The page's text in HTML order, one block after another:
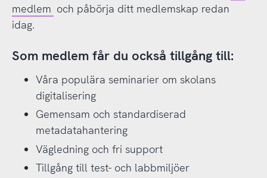
medlem och påbörja ditt medlemskap redan
idag.
Som medlem får du också tillgång till:
Våra populära seminarier om skolans
digitalisering
Gemensam och standardiserad
metadatahantering
Vägledning och fri support
Tillgång till test- och labbmiljöer